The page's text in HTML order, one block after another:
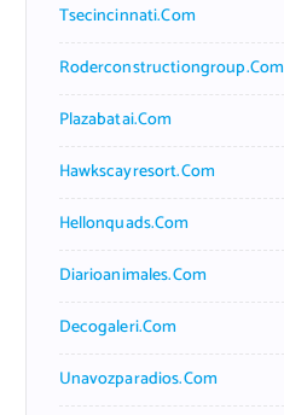
Tsecincinnati.com
Roderconstructiongroup.com
Plazabatai.com
Hawkscayresort.com
Hellonquads.com
Diarioanimales.com
Decogaleri.com
Unavozparadios.com